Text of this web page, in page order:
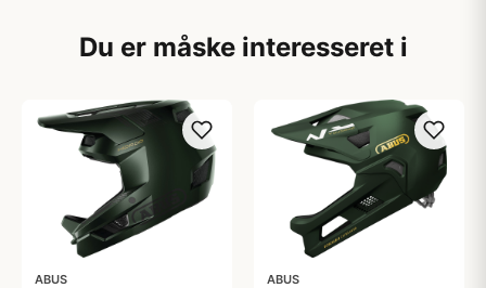
Du er måske interesseret i
ABUS ABUS